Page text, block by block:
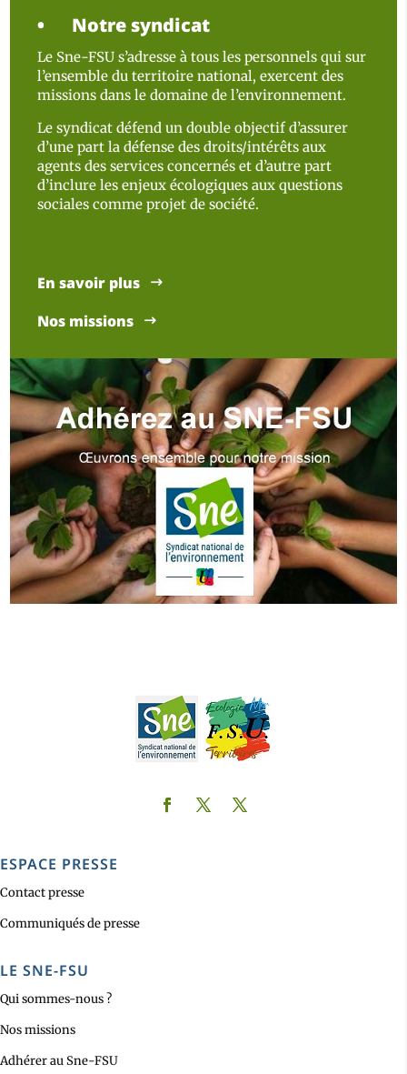
Notre syndicat
Le Sne-FSU s’adresse à tous les personnels qui sur
l’ensemble du territoire national, exercent des
missions dans le domaine de l’environnement.
Le syndicat défend un double objectif d’assurer
d’une part la défense des droits/intérêts aux
agents des services concernés et d’autre part
d’inclure les enjeux écologiques aux questions
sociales comme projet de société.
En savoir plus
Nos missions
ESPACE PRESSE
Contact presse
Communiqués de presse
LE SNE-FSU
Qui sommes-nous ?
Nos missions
Adhérer au Sne-FSU